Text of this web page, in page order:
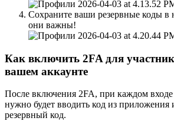
Сохраните ваши резервные коды
они важны!
Как включить 2FA для
вашем аккаунте
После включения 2FA, при каждом
нужно будет вводить код из приложения
резервный код.